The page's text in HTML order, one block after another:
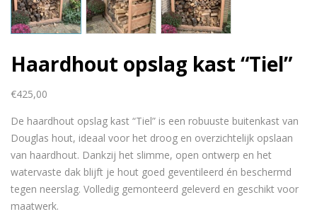
Haardhout opslag kast “Tiel”
€425,00
De haardhout opslag kast “Tiel” is een robuuste buitenkast van
Douglas hout, ideaal voor het droog en overzichtelijk opslaan
van haardhout. Dankzij het slimme, open ontwerp en het
watervaste dak blijft je hout goed geventileerd én beschermd
tegen neerslag. Volledig gemonteerd geleverd en geschikt voor
maatwerk.